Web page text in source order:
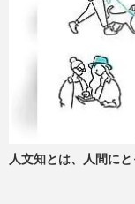
人文知とは、人間に